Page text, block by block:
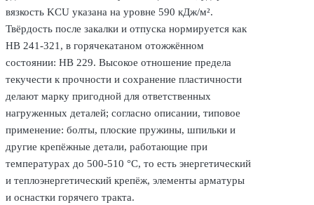
вязкость KCU указана на уровне 590 кДж/м².
Твёрдость после закалки и отпуска нормируется как
HB 241-321, в горячекатаном отожжённом
состоянии: HB 229. Высокое отношение предела
текучести к прочности и сохранение пластичности
делают марку пригодной для ответственных
нагруженных деталей; согласно описании, типовое
применение: болты, плоские пружины, шпильки и
другие крепёжные детали, работающие при
температурах до 500-510 °C, то есть энергетический
и теплоэнергетический крепёж, элементы арматуры
и оснастки горячего тракта.